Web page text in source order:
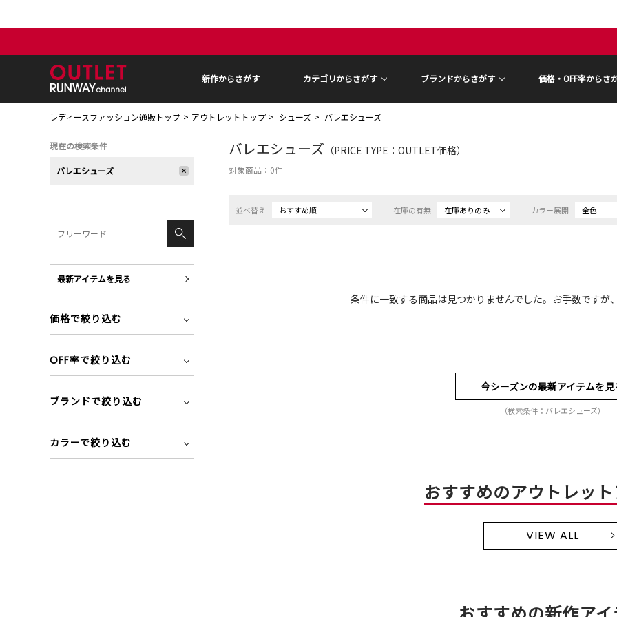
新作からさがす カテゴリからさがす ブランドからさがす 価格・OFF率からさ
レディースファッション通販トップ アウトレットトップ シューズ バレエシューズ
バレエシューズ （PRICE TYPE：OUTLET価格）
対象商品： 0件
並べ替え おすすめ順 在庫の有無 在庫ありのみ カラー展開 全色
条件に一致する商品は見つかりませんでした。お手数ですが
今シーズンの最新アイテムを見
（検索条件：バレエシューズ）
おすすめのアウトレッ
VIEW ALL
現在の検索条件
バレエシューズ
最新アイテムを見る
価格で絞り込む
OFF率で絞り込む
ブランドで絞り込む
カラーで絞り込む